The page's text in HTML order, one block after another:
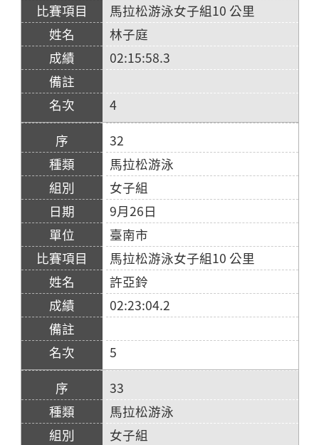
馬拉松游泳女子組10 公里
林子庭
02:15:58.3
4
32
馬拉松游泳
女子組
9月26日
臺南市
馬拉松游泳女子組10 公里
許亞鈴
02:23:04.2
5
33
馬拉松游泳
女子組